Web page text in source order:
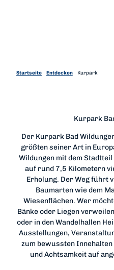
Startseite Entdecken Kurpark
Kurpark
Der Kurpark Bad
größten seiner Art in
Wildungen mit dem
auf rund 7,5 Kilometern
Erholung. Der Weg führt
Baumarten wie dem
Wiesenflächen. Wer
Bänke oder Liegen
oder in den Wandelhallen
Ausstellungen,
zum bewussten
und Achtsamkeit auf